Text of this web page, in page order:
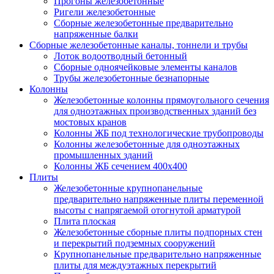
Ригели железобетонные
Сборные железобетонные предварительно
напряженные балки
Сборные железобетонные каналы, тоннели и трубы
Лоток водоотводный бетонный
Сборные одноячейковые элементы каналов
Трубы железобетонные безнапорные
Колонны
Железобетонные колонны прямоугольного сечения
для одноэтажных производственных зданий без
мостовых кранов
Колонны ЖБ под технологические трубопроводы
Колонны железобетонные для одноэтажных
промышленных зданий
Колонны ЖБ сечением 400х400
Плиты
Железобетонные крупнопанельные
предварительно напряженные плиты переменной
высоты с напрягаемой отогнутой арматурой
Плита плоская
Железобетонные сборные плиты подпорных стен
и перекрытий подземных сооружений
Крупнопанельные предварительно напряженные
плиты для междуэтажных перекрытий